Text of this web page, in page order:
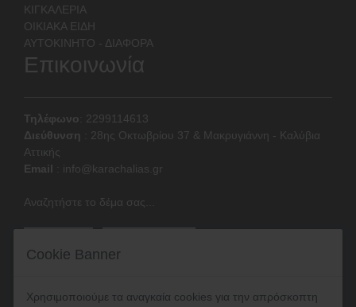
ΚΙΓΚΑΛΕΡΙΑ
ΟΙΚΙΑΚΑ ΕΙΔΗ
ΑΥΤΟΚΙΝΗΤΟ - ΔΙΑΦΟΡΑ
Επικοινωνία
Τηλέφωνο : 2299114613
Διεύθυνση
28ης Οκτωβρίου 37 & Μακρυγιάννη - Καλύβια
Αττικής
Email
info@karachalias.gr
Αναζητήστε το δέμα σας...
Cookie Banner
Χρησιμοποιούμε τα αναγκαία cookies για την απρόσκοπτη